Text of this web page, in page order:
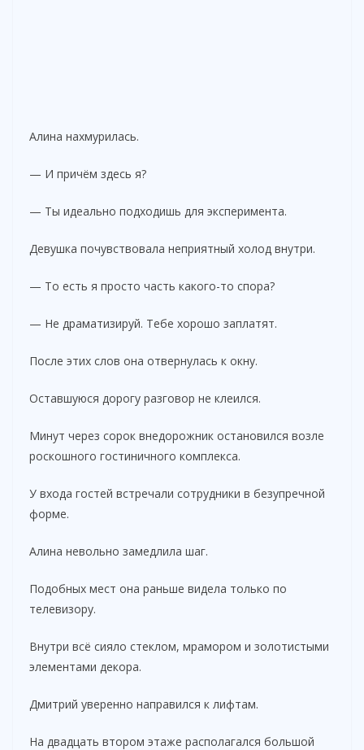
Алина нахмурилась.
— И причём здесь я?
— Ты идеально подходишь для эксперимента.
Девушка почувствовала неприятный холод внутри.
— То есть я просто часть какого-то спора?
— Не драматизируй. Тебе хорошо заплатят.
После этих слов она отвернулась к окну.
Оставшуюся дорогу разговор не клеился.
Минут через сорок внедорожник остановился возле
роскошного гостиничного комплекса.
У входа гостей встречали сотрудники в безупречной
форме.
Алина невольно замедлила шаг.
Подобных мест она раньше видела только по
телевизору.
Внутри всё сияло стеклом, мрамором и золотистыми
элементами декора.
Дмитрий уверенно направился к лифтам.
На двадцать втором этаже располагался большой